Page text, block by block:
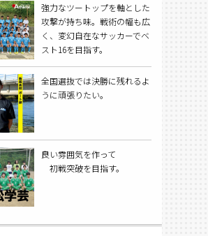
強力なツートップを軸とした
攻撃が持ち味。戦術の幅も広
く、変幻自在なサッカーでベ
スト16を目指す。
全国選抜では決勝に残れるよ
うに頑張りたい。
良い雰囲気を作って
初戦突破を目指す。